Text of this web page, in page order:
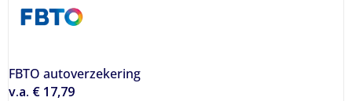
FBTO autoverzekering
v.a. € 17,79